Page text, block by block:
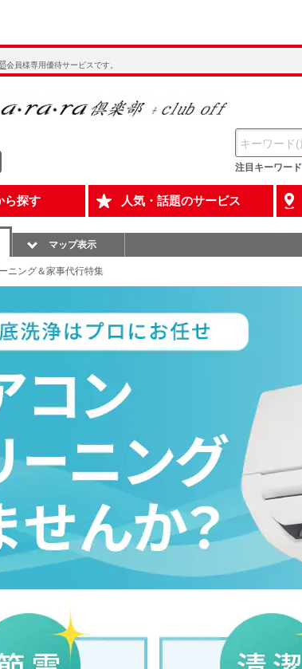
会員様専用優待サービスです。
注目キーワード
ら探す 人気・話題のサービス
マップ表示
ニング＆家事代行特集